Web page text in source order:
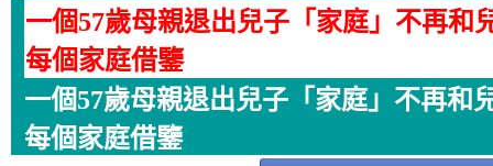
一個57歲母親退出兒子「家庭」不再和
每個家庭借鑒
一個57歲母親退出兒子「家庭」不再和
每個家庭借鑒